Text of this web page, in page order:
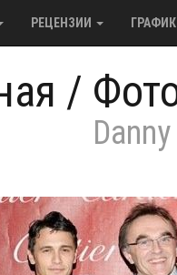
РЕЦЕНЗИИ
/